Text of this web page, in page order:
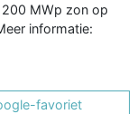
200 MWp zon op
informatie:
favoriet